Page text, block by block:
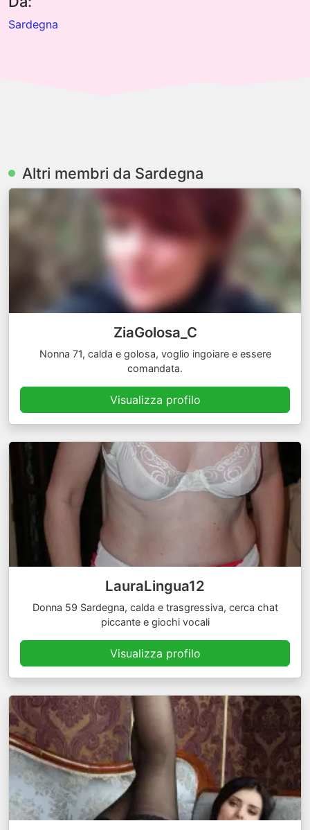
Sardegna
Altri membri da Sardegna
ZiaGolosa_C
Nonna 71, calda e golosa, voglio ingoiare e essere
comandata.
Visualizza profilo
LauraLingua12
Donna 59 Sardegna, calda e trasgressiva, cerca chat
piccante e giochi vocali
Visualizza profilo